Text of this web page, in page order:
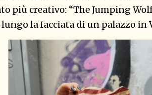
più creativo: “The Jumping
la facciata di un palazzo in